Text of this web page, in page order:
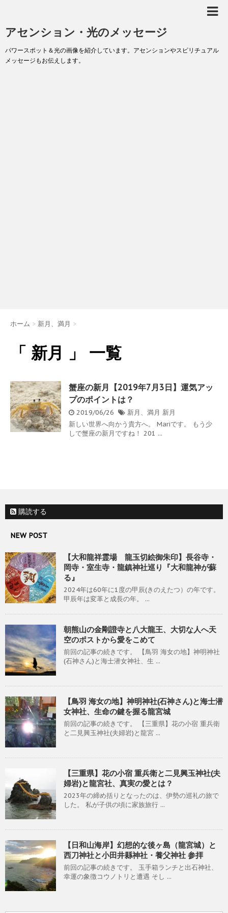
アセンション・光のメッセージ
パワースポット＆光の画像を紹介しています。アセンションやスピリチュアル
メッセージもお伝えします。
ホーム > 新月、満月 >
「 新月 」 一覧
蟹座の新月【2019年7月3日】運気アッ
プのポイントは？
2019/06/26 新月、満月 新月
新しい世界へ向かう貴方へ。 Mariです。 もう少
しで蟹座の新月ですね！ 201 ...
購読する
NEW POST
【大和龍祥霊場 龍玉切絵御朱印】長谷寺・
岡寺・室生寺・龍鎮神社巡り『大和龍神が蘇
る』
2024年は60年に1度の甲辰(きのえたつ）の年です。
甲辰年は変革と成長の年。 ...
朝熊山の金剛證寺と八大龍王、大切な人へ天
空のポストから愛をこめて
前回の記事の続きです。 【鳥羽 海女の地】神明神社
(石神さん)と海士潜女神社、生 ...
【鳥羽 海女の地】神明神社(石神さん)と海士潜
女神社、生命の鍵を握る龍宮城
前回の記事の続きです。 【三重県】花の小宿 重兵衛
と二見興玉神社(夫婦岩)と龍宮 ...
【三重県】花の小宿 重兵衛と二見興玉神社(夫
婦岩)と龍宮社、真実の愛とは？
2023年の締め括りとなったのは、伊勢の巡礼の旅で
した。 私が子供の頃に家族旅行 ...
【日和山海岸】幻想的な後ヶ島（龍宮城）と
西刀神社と小田井縣神社・養父神社 参拝
前回の記事の続きです。 玉手箱ランチと出石神社、
幸運の象徴コウノトリと遭遇 そし ...